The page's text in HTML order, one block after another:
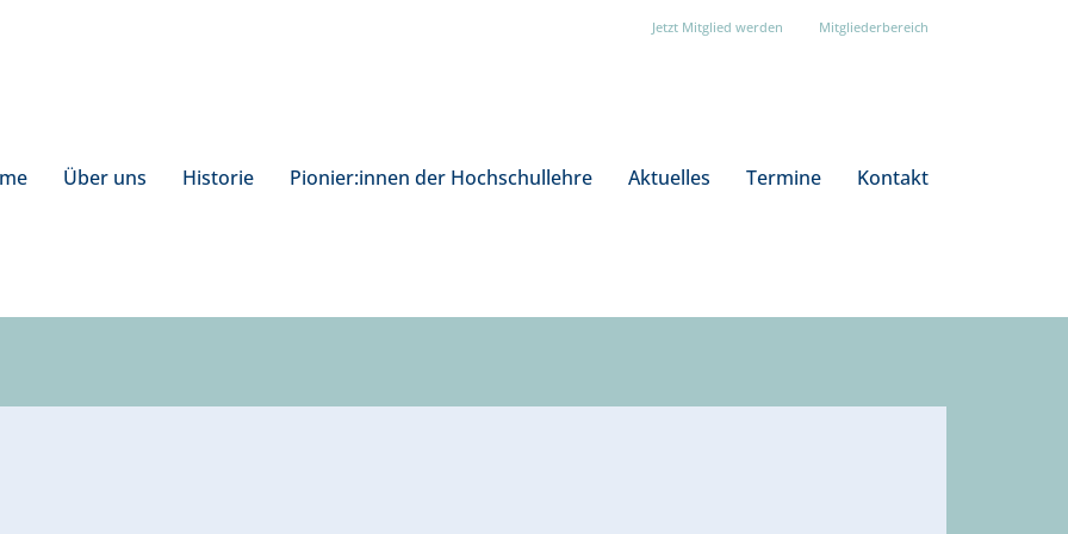
Jetzt Mitglied werden Mitgliederbereich
Über uns Historie Pionier:innen der Hochschullehre Aktuelles Termine Kontakt